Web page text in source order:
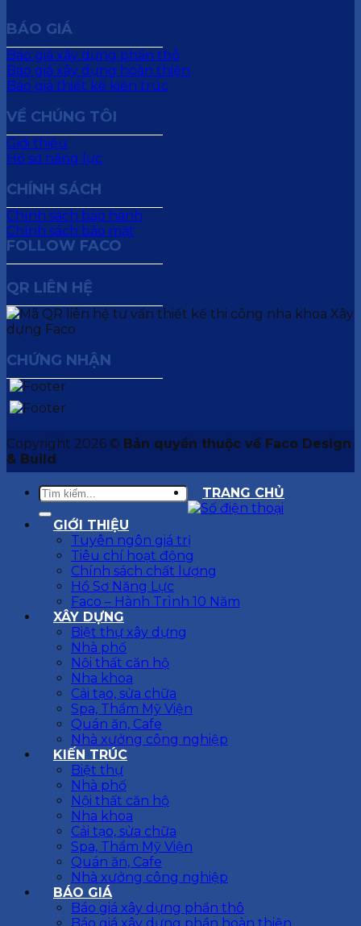
BÁO GIÁ
Báo giá xây dựng phần thô
Báo giá xây dựng hoàn thiện
Báo giá thiết kế kiến trúc
VỀ CHÚNG TÔI
Giới thiệu
Hồ sơ năng lực
CHÍNH SÁCH
Chính sách bảo hành
Chính sách bảo mật
FOLLOW FACO
QR LIÊN HỆ
CHỨNG NHẬN
Copyright 2026 © Bản quyền thuộc về Faco Design
& Build
TRANG CHỦ
GIỚI THIỆU
Tuyên ngôn giá trị
Tiêu chí hoạt động
Chính sách chất lượng
Hồ Sơ Năng Lực
Faco – Hành Trình 10 Năm
XÂY DỰNG
Biệt thự xây dựng
Nhà phố
Nội thất căn hộ
Nha khoa
Cải tạo, sửa chữa
Spa, Thẩm Mỹ Viện
Quán ăn, Cafe
Nhà xưởng công nghiệp
KIẾN TRÚC
Biệt thự
Nhà phố
Nội thất căn hộ
Nha khoa
Cải tạo, sửa chữa
Spa, Thẩm Mỹ Viện
Quán ăn, Cafe
Nhà xưởng công nghiệp
BÁO GIÁ
Báo giá xây dựng phần thô